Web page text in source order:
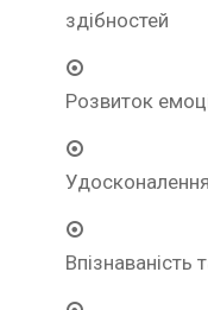
здібностей
Розвиток
Удосконалення
Впізнаваність